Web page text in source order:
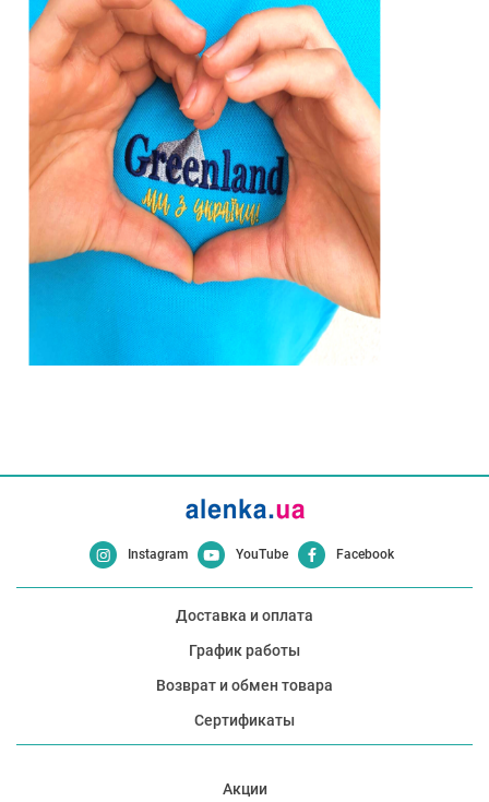
Instagram YouTube Facebook
Доставка и оплата
График работы
Возврат и обмен товара
Сертификаты
Акции